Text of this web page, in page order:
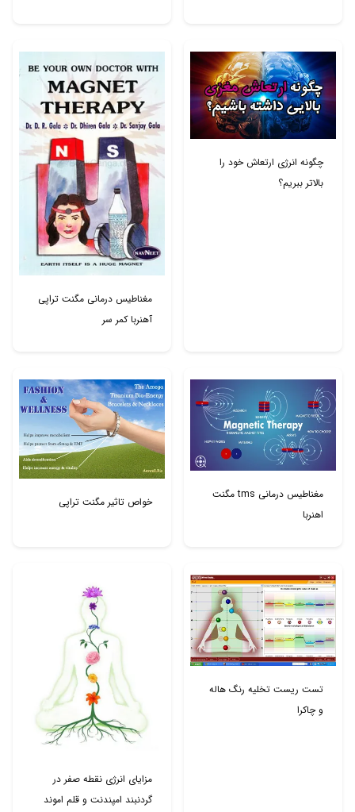
چگونه انرژی ارتعاش خود را
بالاتر ببریم؟
مغناطیس درمانی مگنت تراپی
آهنربا کمر سر
مغناطیس درمانی tms مگنت
اهنربا
خواص تاثیر مگنت تراپی
تست ریست تخلیه رنگ هاله
و چاکرا
مزایای انرژی نقطه صفر در
گردنبند امپندنت و قلم اموند